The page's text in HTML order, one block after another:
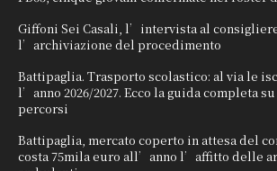
Giffoni Sei Casali, l’intervista al
l’archiviazione del procedimento
Battipaglia. Trasporto scolastico: al via le
l’anno 2026/2027. Ecco la guida completa
percorsi
Battipaglia, mercato coperto in attesa del
costa 75mila euro all’anno l’affitto delle